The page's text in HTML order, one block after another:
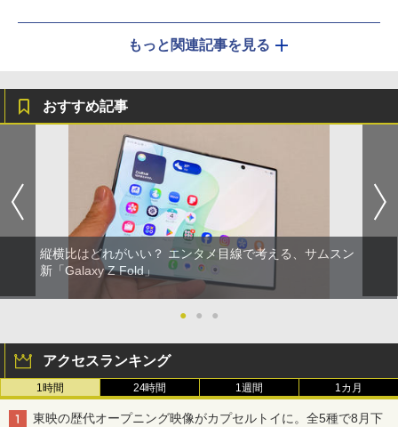
もっと関連記事を見る
おすすめ記事
縦横比はどれがいい？ エンタメ目線で考える、サムスン
新「Galaxy Z Fold」
● ● ●
アクセスランキング
1時間 24時間 1週間 1カ月
東映の歴代オープニング映像がカプセルトイに。全5種で8月下